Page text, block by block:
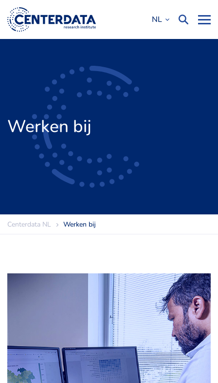
NL
Werken bij
Centerdata NL Werken bij